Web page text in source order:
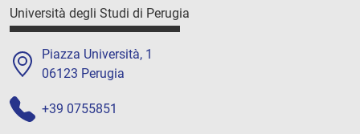
Università degli Studi di Perugia
Piazza Università, 1
06123 Perugia
+39 0755851